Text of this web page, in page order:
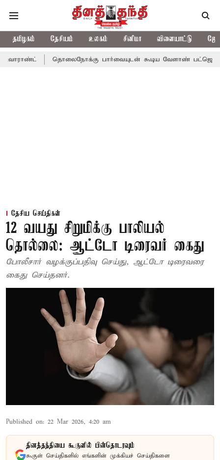
தமிழகம் தேசியம் உலகம் சினிமா விளையாட்டு
தொலைநோக்கு பார்வையுடன் கூடிய வேளாண் பட்ஜெட்:
தேசிய செய்திகள்
12 வயது சிறுமிக்கு பாலியல்
தொல்லை: ஆட்டோ டிரைவர் கைது
போலீசார் வழக்குப்பதிவு செய்து, ஆட்டோ டிரைவரை
கைது செய்தனர்.
Published on: 22 Mar 2026, 4:20 am
தினத்தந்தியை கூகுளில் பின்தொடரவும்
கூகுள் செய்திகளில் எங்களின் முக்கியச் செய்திகளை